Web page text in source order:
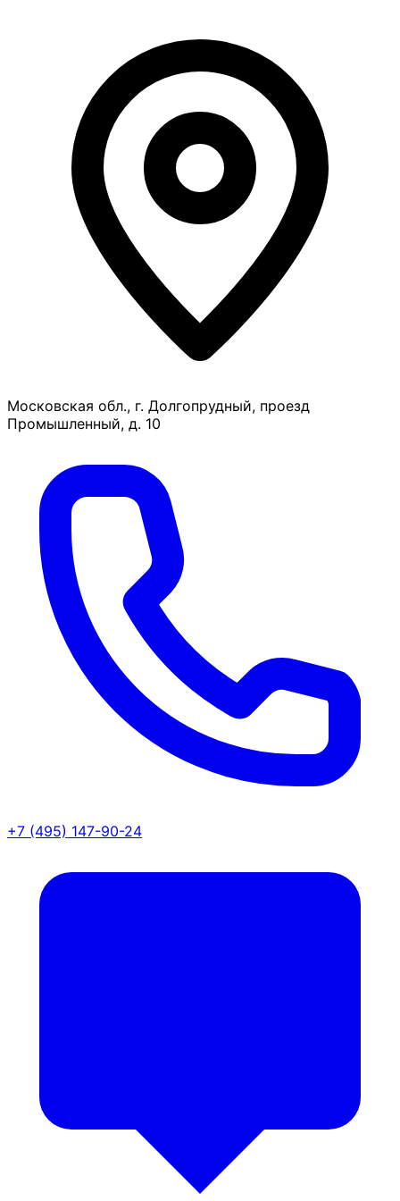
Московская обл., г. Долгопрудный, проезд
Промышленный, д. 10
+7 (495) 147-90-24